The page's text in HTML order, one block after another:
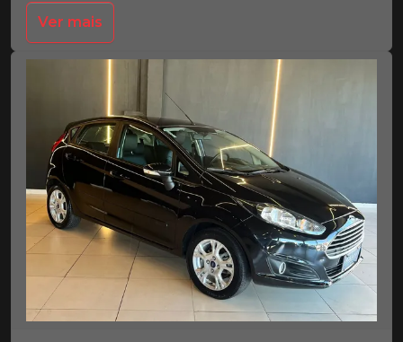
Ver mais